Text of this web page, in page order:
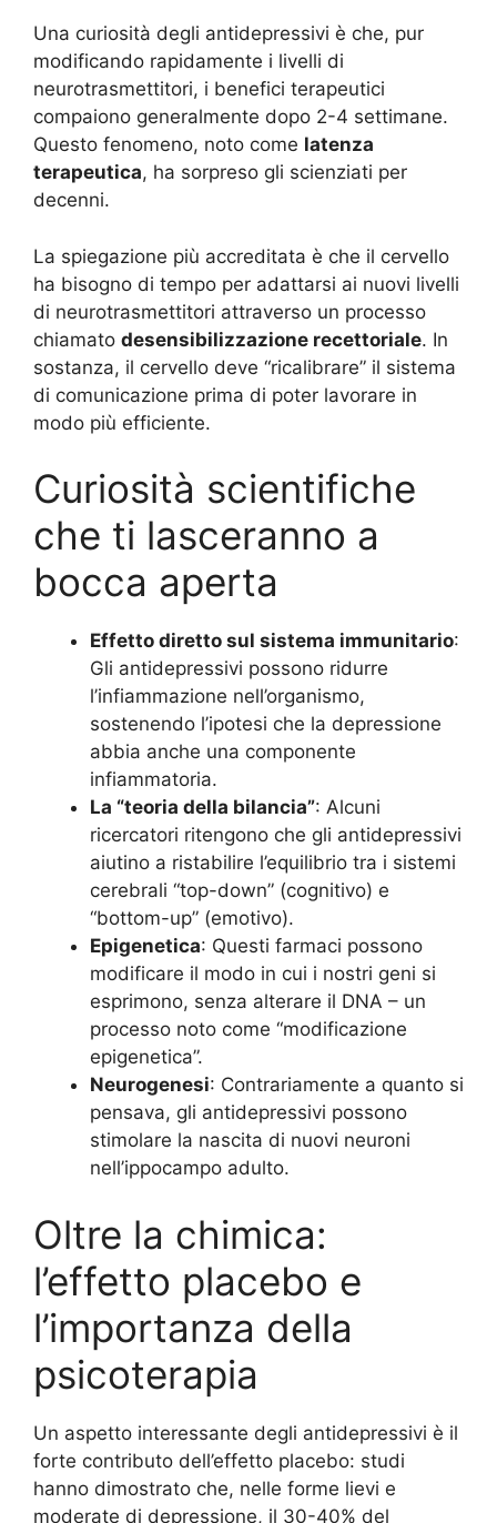
Una curiosità degli antidepressivi è che, pur
modificando rapidamente i livelli di
neurotrasmettitori, i benefici terapeutici
compaiono generalmente dopo 2-4 settimane.
Questo fenomeno, noto come latenza
terapeutica, ha sorpreso gli scienziati per
decenni.
La spiegazione più accreditata è che il cervello
ha bisogno di tempo per adattarsi ai nuovi livelli
di neurotrasmettitori attraverso un processo
chiamato desensibilizzazione recettoriale. In
sostanza, il cervello deve “ricalibrare” il sistema
di comunicazione prima di poter lavorare in
modo più efficiente.
Curiosità scientifiche
che ti lasceranno a
bocca aperta
Effetto diretto sul sistema immunitario:
Gli antidepressivi possono ridurre
l’infiammazione nell’organismo,
sostenendo l’ipotesi che la depressione
abbia anche una componente
infiammatoria.
La “teoria della bilancia”: Alcuni
ricercatori ritengono che gli antidepressivi
aiutino a ristabilire l’equilibrio tra i sistemi
cerebrali “top-down” (cognitivo) e
“bottom-up” (emotivo).
Epigenetica: Questi farmaci possono
modificare il modo in cui i nostri geni si
esprimono, senza alterare il DNA – un
processo noto come “modificazione
epigenetica”.
Neurogenesi: Contrariamente a quanto si
pensava, gli antidepressivi possono
stimolare la nascita di nuovi neuroni
nell’ippocampo adulto.
Oltre la chimica:
l’effetto placebo e
l’importanza della
psicoterapia
Un aspetto interessante degli antidepressivi è il
forte contributo dell’effetto placebo: studi
hanno dimostrato che, nelle forme lievi e
moderate di depressione, il 30-40% del